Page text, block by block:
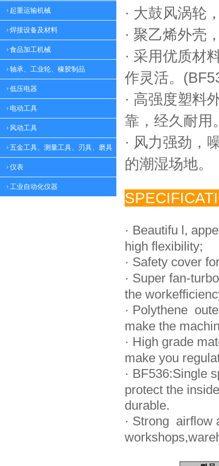
起重运输机械
焊接设备及材料
食品加工机械
轴承、工业轮、橡胶制品
低压电器
电动工具
风动工具
五金工具、测量工具、刃具、磨具
仪表
工业自动化仪器
· 大鼓风涡轮
· 聚乙烯外壳
· 采用优质材
作灵活。
· 高强度塑料
靠， 经久耐用
· 风力强劲，
的潮湿场地。
· Beautifu l,
high flexibility;
· Safety cover
· Super fan-
the
· Polythene
make the
· High grade
make you
· BF536:Single
protect the
durable.
· Strong airflow